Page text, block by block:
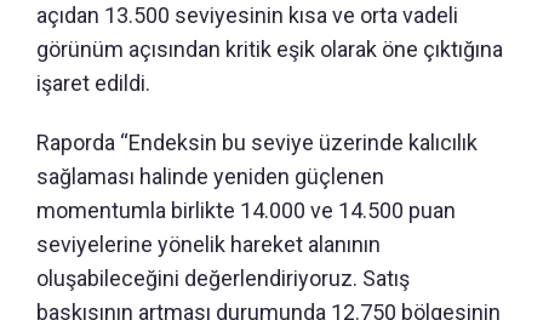
açıdan 13.500 seviyesinin kısa ve orta vadeli
görünüm açısından kritik eşik olarak öne çıktığına
işaret edildi.
Raporda “Endeksin bu seviye üzerinde kalıcılık
sağlaması halinde yeniden güçlenen
momentumla birlikte 14.000 ve 14.500 puan
seviyelerine yönelik hareket alanının
oluşabileceğini değerlendiriyoruz. Satış
baskısının artması durumunda 12.750 bölgesinin